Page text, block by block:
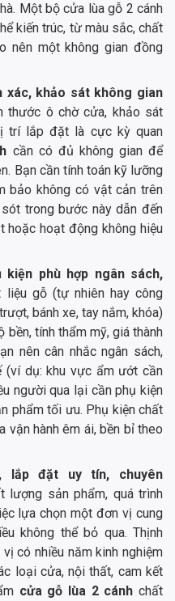
Một bộ cửa lùa gỗ 2 cánh
kiến trúc, từ màu sắc, chất
nên một không gian đồng
khảo sát không gian
thước ô chờ cửa, khảo sát
trí lắp đặt là cực kỳ quan
cần có đủ không gian để
Bạn cần tính toán kỹ lưỡng
bảo không có vật cản trên
trong bước này dẫn đến
hoặc hoạt động không hiệu
kiện phù hợp ngân sách,
liệu gỗ (tự nhiên hay công
bánh xe, tay nắm, khóa)
tính thẩm mỹ, giá thành
nên cân nhắc ngân sách,
dụ: khu vực ẩm ướt cần
người qua lại cần phụ kiện
phẩm tối ưu. Phụ kiện chất
hành êm ái, bền bỉ theo
lắp đặt uy tín, chuyên
lượng sản phẩm, quá trình
lựa chọn một đơn vị cung
không thể bỏ qua. Thịnh
có nhiều năm kinh nghiệm
loại cửa, nội thất, cam kết
cửa gỗ lùa 2 cánh chất